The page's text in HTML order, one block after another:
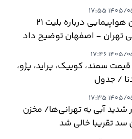
۱۳ ۱۷:۵۵
سازمان هواپیمایی درباره بلیت ۲۱
تهران - اصفهان توضیح داد
۱۳ ۱۷:۴۶
سمند، کوییک، پراید، پژو،
/ جدول
۱۳ ۱۷:۳۵
شدید آبی به تهرانی‌ها/ مخزن
سد تقریبا خالی شد